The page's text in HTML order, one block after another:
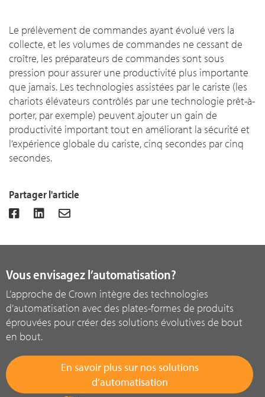
Le prélèvement de commandes ayant évolué vers la
collecte, et les volumes de commandes ne cessant de
croître, les préparateurs de commandes sont sous
pression pour assurer une productivité plus importante
que jamais. Les technologies assistées par le cariste (les
chariots élévateurs contrôlés par une technologie prêt-à-
porter, par exemple) peuvent ajouter un gain de
productivité important tout en améliorant la sécurité et
l’expérience globale du cariste, cinq secondes par cinq
secondes.
Partager l'article
Vous envisagez l’automatisation?
L’approche de Crown intègre des technologies
d’automatisation avec des plates-formes de produits
éprouvées pour créer des solutions évolutives de bout
en bout.
En savoir plus sur nos solutions
d’automatisation